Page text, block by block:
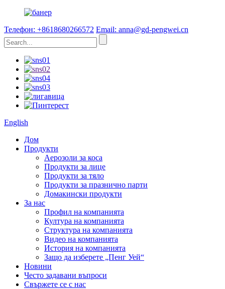
Телефон: +8618680266572 Email: anna@gd-pengwei.cn
English
Дом
Продукти
Аерозоли за коса
Продукти за лице
Продукти за тяло
Продукти за празнично парти
Домакински продукти
За нас
Профил на компанията
Култура на компанията
Структура на компанията
Видео на компанията
История на компанията
Защо да изберете „Пенг Уей“
Новини
Често задавани въпроси
Свържете се с нас